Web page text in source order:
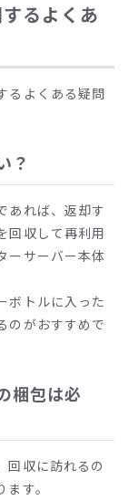
るよくあ
るよくある疑問
？
あれば、返却す
回収して再利用
ーサーバー本体
ボトルに入った
のがおすすめで
梱包は必
回収に訪れるの
す。